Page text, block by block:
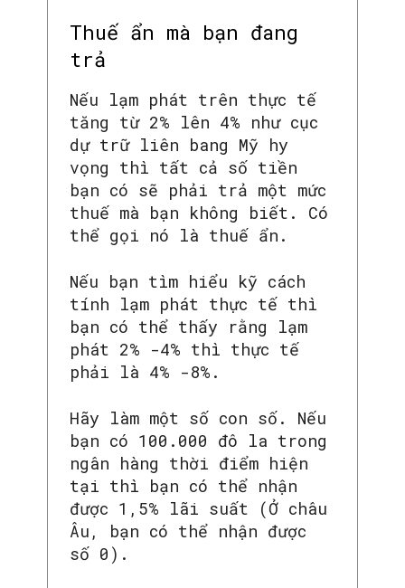
Thuế ẩn mà bạn đang
trả
Nếu lạm phát trên thực tế
tăng từ 2% lên 4% như cục
dự trữ liên bang Mỹ hy
vọng thì tất cả số tiền
bạn có sẽ phải trả một mức
thuế mà bạn không biết. Có
thể gọi nó là thuế ẩn.
Nếu bạn tìm hiểu kỹ cách
tính lạm phát thực tế thì
bạn có thể thấy rằng lạm
phát 2% -4% thì thực tế
phải là 4% -8%.
Hãy làm một số con số. Nếu
bạn có 100.000 đô la trong
ngân hàng thời điểm hiện
tại thì bạn có thể nhận
được 1,5% lãi suất (Ở châu
Âu, bạn có thể nhận được
số 0).